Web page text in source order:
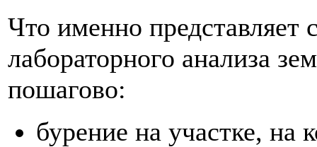
Что именно представляет
лабораторного анализа
пошагово:
бурение на участке, на